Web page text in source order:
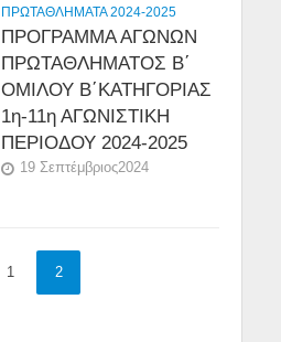
ΠΡΩΤΑΘΛΗΜΑΤΑ 2024-2025
ΠΡΟΓΡΑΜΜΑ ΑΓΩΝΩΝ
ΠΡΩΤΑΘΛΗΜΑΤΟΣ Β΄
ΟΜΙΛΟΥ Β΄ΚΑΤΗΓΟΡΙΑΣ
1η-11η ΑΓΩΝΙΣΤΙΚΗ
ΠΕΡΙΟΔΟΥ 2024-2025
19 Σεπτέμβριος2024
1 2